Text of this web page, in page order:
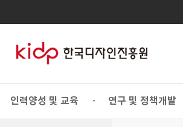
인력양성 및 교육 • 연구 및 정책개발